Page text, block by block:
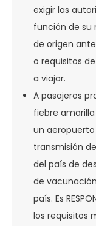
exigir las
función de su
de origen
o requisitos
a viajar.
A pasajeros
fiebre
un
transmisión
del país de
de
país. Es
los requisitos